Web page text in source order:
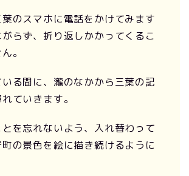
のスマホに電話をかけてみます
らず、折り返しかかってくるこ
。
る間に、瀧のなかから三葉の記
ていきます。
を忘れないよう、入れ替わって
の景色を絵に描き続けるように